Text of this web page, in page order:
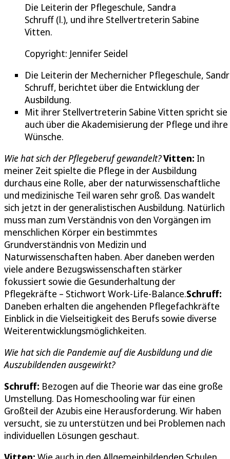
Die Leiterin der Pflegeschule, Sandra
Schruff (l.), und ihre Stellvertreterin Sabine
Vitten.
Copyright: Jennifer Seidel
Die Leiterin der Mechernicher Pflegeschule,
Schruff, berichtet über die Entwicklung der
Ausbildung.
Mit ihrer Stellvertreterin Sabine Vitten spricht sie
auch über die Akademisierung der Pflege und ihre
Wünsche.
Wie hat sich der Pflegeberuf gewandelt?Vitten: In
meiner Zeit spielte die Pflege in der Ausbildung
durchaus eine Rolle, aber der naturwissenschaftliche
und medizinische Teil waren sehr groß. Das wandelt
sich jetzt in der generalistischen Ausbildung. Natürlich
muss man zum Verständnis von den Vorgängen im
menschlichen Körper ein bestimmtes
Grundverständnis von Medizin und
Naturwissenschaften haben. Aber daneben werden
viele andere Bezugswissenschaften stärker
fokussiert sowie die Gesunderhaltung der
Pflegekräfte – Stichwort Work-Life-Balance.Schruff:
Daneben erhalten die angehenden Pflegefachkräfte
Einblick in die Vielseitigkeit des Berufs sowie diverse
Weiterentwicklungsmöglichkeiten.
Wie hat sich die Pandemie auf die Ausbildung und die
Auszubildenden ausgewirkt?
Schruff: Bezogen auf die Theorie war das eine große
Umstellung. Das Homeschooling war für einen
Großteil der Azubis eine Herausforderung. Wir haben
versucht, sie zu unterstützen und bei Problemen nach
individuellen Lösungen geschaut.